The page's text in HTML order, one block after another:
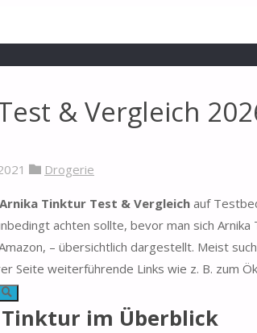
Suche
& Vergleich
Drogerie
Arnika Tinktur Test & Vergleich auf
achten sollte, bevor man sich
– übersichtlich dargestellt. Meist
Seite weiterführende Links wie z. B. zum
Tinktur im Überblick